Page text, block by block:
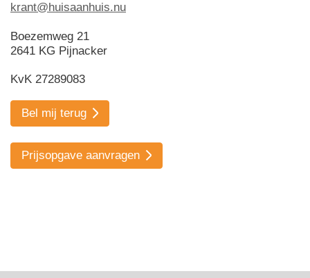
krant@huisaanhuis.nu
Boezemweg 21
2641 KG Pijnacker
KvK 27289083
Bel mij terug
Prijsopgave aanvragen